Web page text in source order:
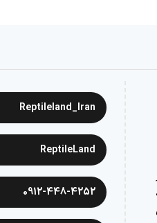
Reptileland_Iran
ReptileLand
0912-448-4252